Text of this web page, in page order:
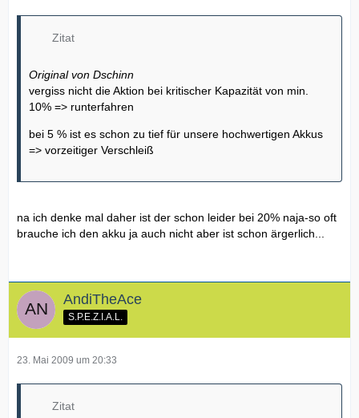
Zitat
Original von Dschinn
vergiss nicht die Aktion bei kritischer Kapazität von min.
10% => runterfahren
bei 5 % ist es schon zu tief für unsere hochwertigen Akkus
=> vorzeitiger Verschleiß
na ich denke mal daher ist der schon leider bei 20% naja-so oft
brauche ich den akku ja auch nicht aber ist schon ärgerlich...
AndiTheAce
S.P.E.Z.I.A.L.
23. Mai 2009 um 20:33
Zitat